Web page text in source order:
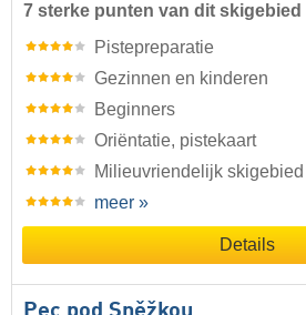
7 sterke punten van dit skigebied
Pistepreparatie
Gezinnen en kinderen
Beginners
Oriëntatie, pistekaart
Milieuvriendelijk skigebied
meer »
Details